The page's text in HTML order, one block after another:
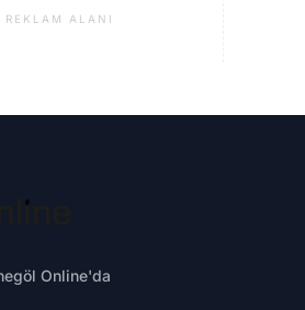
REKLAM ALANI
Online'da